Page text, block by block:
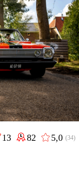
13 82 5,0(34)